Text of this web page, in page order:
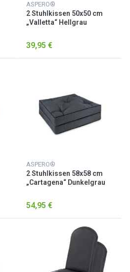
ASPERO®
2 Stuhlkissen 50x50 cm
„Valletta“ Hellgrau
39,95 €
ASPERO®
2 Stuhlkissen 58x58 cm
„Cartagena“ Dunkelgrau
54,95 €